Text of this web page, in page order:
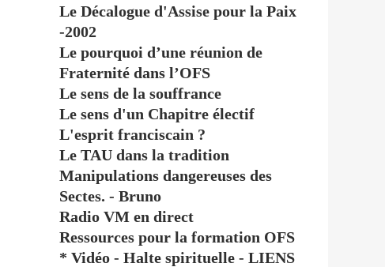
Le Décalogue d'Assise pour la Paix
-2002
Le pourquoi d’une réunion de
Fraternité dans l’OFS
Le sens de la souffrance
Le sens d'un Chapitre électif
L'esprit franciscain ?
Le TAU dans la tradition
Manipulations dangereuses des
Sectes. - Bruno
Radio VM en direct
Ressources pour la formation OFS
* Vidéo - Halte spirituelle - LIENS